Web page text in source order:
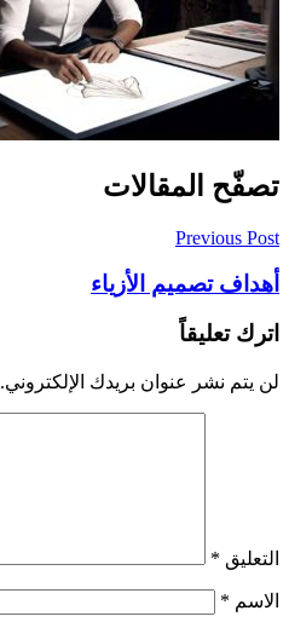
تصفّح المقالات
Previous Post
أهداف تصميم الأزياء
اترك تعليقاً
لن يتم نشر عنوان بريدك الإلكتروني.
التعليق *
الاسم *